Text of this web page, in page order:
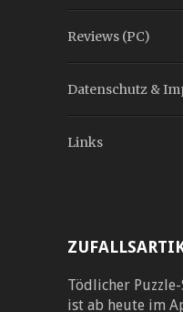
Reviews (PC)
Datenschutz &
Links
Tödlicher
ist ab heute im